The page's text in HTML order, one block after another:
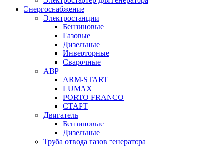
Энергоснабжение
Электростанции
Бензиновые
Газовые
Дизельные
Инверторные
Сварочные
АВР
ARM-START
LUMAX
PORTO FRANCO
СТАРТ
Двигатель
Бензиновые
Дизельные
Труба отвода газов генератора